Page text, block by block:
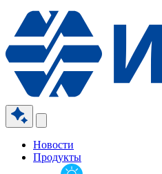
Новости
Продукты